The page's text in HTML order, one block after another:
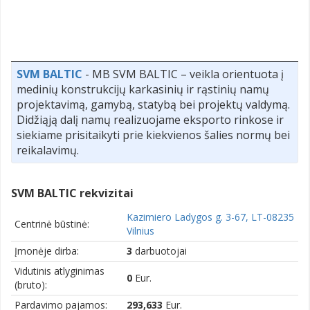
SVM BALTIC - MB SVM BALTIC – veikla orientuota į
medinių konstrukcijų karkasinių ir rąstinių namų
projektavimą, gamybą, statybą bei projektų valdymą.
Didžiąją dalį namų realizuojame eksporto rinkose ir
siekiame prisitaikyti prie kiekvienos šalies normų bei
reikalavimų.
SVM BALTIC rekvizitai
Centrinė būstinė:
Kazimiero Ladygos g. 3-67, LT-08235
Vilnius
Įmonėje dirba:
3 darbuotojai
Vidutinis atlyginimas
(bruto):
0 Eur.
Pardavimo pajamos: 293,633 Eur.